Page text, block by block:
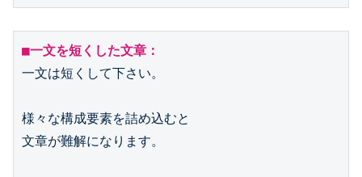
■一文を短くした文章：
一文は短くして下さい。
様々な構成要素を詰め込むと
文章が難解になります。